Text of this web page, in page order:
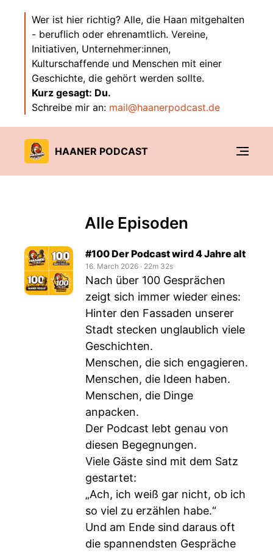
Wer ist hier richtig? Alle, die Haan mitgehalten
- beruflich oder ehrenamtlich. Vereine,
Initiativen, Unternehmer:innen,
Kulturschaffende und Menschen mit einer
Geschichte, die gehört werden sollte.
Kurz gesagt: Du.
Schreibe mir an: mail@haanerpodcast.de
HAANER PODCAST
Alle Episoden
#100 Der Podcast wird 4 Jahre alt
16. March 2026 ‧ 22m 32s
Nach über 100 Gesprächen
zeigt sich immer wieder eines:
Hinter den Fassaden unserer
Stadt stecken unglaublich viele
Geschichten.
Menschen, die sich engagieren.
Menschen, die Ideen haben.
Menschen, die Dinge
anpacken.
Der Podcast lebt genau von
diesen Begegnungen.
Viele Gäste sind mit dem Satz
gestartet:
„Ach, ich weiß gar nicht, ob ich
so viel zu erzählen habe.“
Und am Ende sind daraus oft
die spannendsten Gespräche